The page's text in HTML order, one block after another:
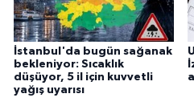
İstanbul'da bugün sağanak
bekleniyor: Sıcaklık
düşüyor, 5 il için kuvvetli
yağış uyarısı